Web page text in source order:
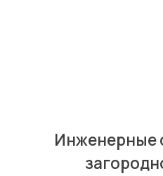
Инженерные